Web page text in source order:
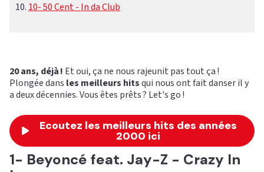
10- 50 Cent - In da Club
20 ans, déjà ! Et oui, ça ne nous rajeunit pas tout ça !
Plongée dans les meilleurs hitsqui nous ont fait danser il y
a deux décennies. Vous êtes prêts ? Let's go !
Ecoutez les meilleurs hits des années
2000 ici
1- Beyoncé feat. Jay-Z - Crazy In